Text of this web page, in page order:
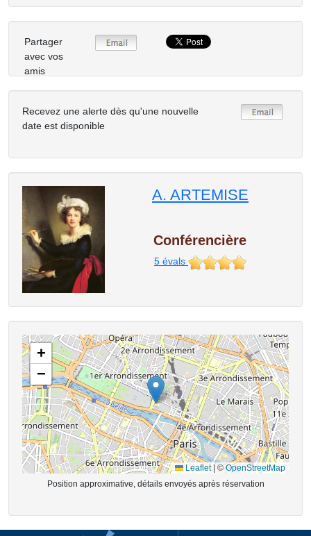
Partager
avec vos
amis
Recevez une alerte dès qu'une nouvelle
date est disponible
A. ARTEMISE
Conférencière
5évals
+
−
Leaflet |©OpenStreetMap
Position approximative, détails envoyés après réservation